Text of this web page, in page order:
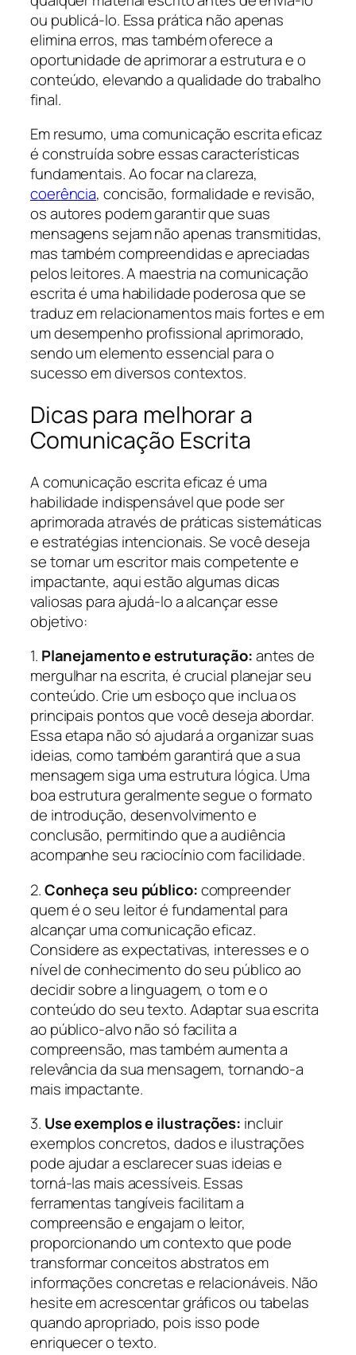
ou publicá-lo. Essa prática não apenas
elimina erros, mas também oferece a
oportunidade de aprimorar a estrutura e o
conteúdo, elevando a qualidade do trabalho
final.
Em resumo, uma comunicação escrita eficaz
é construída sobre essas características
fundamentais. Ao focar na clareza,
coerência, concisão, formalidade e revisão,
os autores podem garantir que suas
mensagens sejam não apenas transmitidas,
mas também compreendidas e apreciadas
pelos leitores. A maestria na comunicação
escrita é uma habilidade poderosa que se
traduz em relacionamentos mais fortes e em
um desempenho profissional aprimorado,
sendo um elemento essencial para o
sucesso em diversos contextos.
Dicas para melhorar a
Comunicação Escrita
A comunicação escrita eficaz é uma
habilidade indispensável que pode ser
aprimorada através de práticas sistemáticas
e estratégias intencionais. Se você deseja
se tornar um escritor mais competente e
impactante, aqui estão algumas dicas
valiosas para ajudá-lo a alcançar esse
objetivo:
1. Planejamento e estruturação:antes de
mergulhar na escrita, é crucial planejar seu
conteúdo. Crie um esboço que inclua os
principais pontos que você deseja abordar.
Essa etapa não só ajudará a organizar suas
ideias, como também garantirá que a sua
mensagem siga uma estrutura lógica. Uma
boa estrutura geralmente segue o formato
de introdução, desenvolvimento e
conclusão, permitindo que a audiência
acompanhe seu raciocínio com facilidade.
2.Conheça seu público:compreender
quem é o seu leitor é fundamental para
alcançar uma comunicação eficaz.
Considere as expectativas, interesses e o
nível de conhecimento do seu público ao
decidir sobre a linguagem, o tom e o
conteúdo do seu texto. Adaptar sua escrita
ao público-alvo não só facilita a
compreensão, mas também aumenta a
relevância da sua mensagem, tornando-a
mais impactante.
3. Use exemplos e ilustrações: incluir
exemplos concretos, dados e ilustrações
pode ajudar a esclarecer suas ideias e
torná-las mais acessíveis. Essas
ferramentas tangíveis facilitam a
compreensão e engajam o leitor,
proporcionando um contexto que pode
transformar conceitos abstratos em
informações concretas e relacionáveis. Não
hesite em acrescentar gráficos ou tabelas
quando apropriado, pois isso pode
enriquecer o texto.